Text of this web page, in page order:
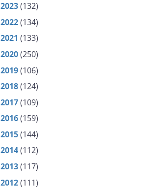
2023(132)
2022(134)
2021 (133)
2020(250)
2019(106)
2018(124)
2017(109)
2016(159)
2015(144)
2014(112)
2013(117)
2012(111)